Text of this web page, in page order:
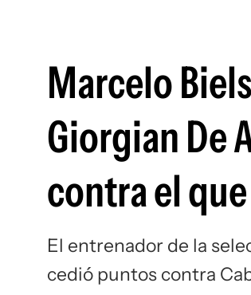
Marcelo
Giorgian De
contra el
El entrenador de la
cedió puntos contra